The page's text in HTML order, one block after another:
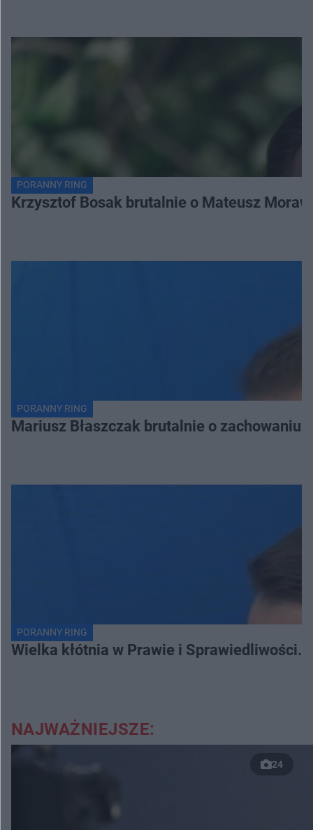
PORANNY RING
Krzysztof Bosak brutalnie o Mateusz
PORANNY RING
Mariusz Błaszczak brutalnie o zachowaniu
PORANNY RING
Wielka kłótnia w Prawie i Sprawiedliwości.
NAJWAŻNIEJSZE:
24